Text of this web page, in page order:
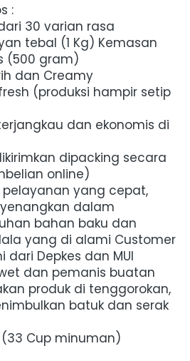
:
dari 30 varian rasa
(500 gram)
dan Creamy
online)
dalam
bahan baku dan
yang di alami Customer
dari Depkes dan MUI
dan pemanis buatan
batuk dan serak
(33 Cup minuman)